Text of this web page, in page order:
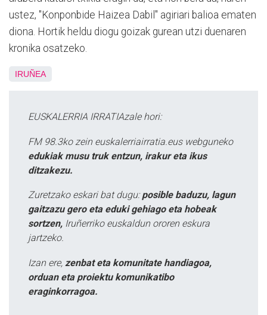
ustez, "Konponbide Haizea Dabil" agiriari balioa ematen
diona. Hortik heldu diogu goizak gurean utzi duenaren
kronika osatzeko.
IRUÑEA
EUSKALERRIA IRRATIAzale hori:
FM 98.3ko zein euskalerriairratia.eus webguneko
edukiak musu truk entzun, irakur eta ikus
ditzakezu.
Zuretzako eskari bat dugu: posible baduzu, lagun
gaitzazu gero eta eduki gehiago eta hobeak
sortzen, Iruñerriko euskaldun ororen eskura
jartzeko.
Izan ere, zenbat eta komunitate handiagoa,
orduan eta proiektu komunikatibo
eraginkorragoa.